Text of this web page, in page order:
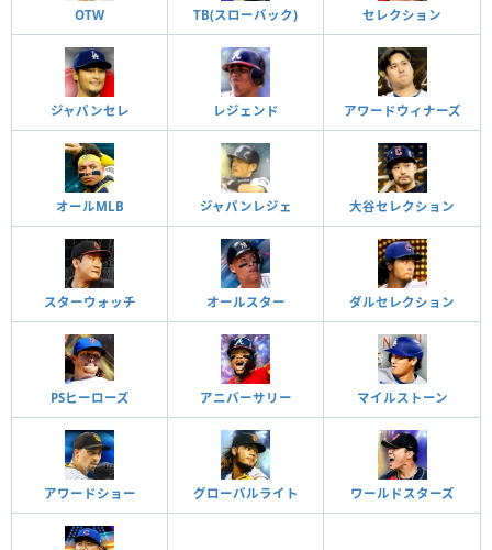
OTW TB(スローバック) セレクション
ジャパンセレ レジェンド アワードウィナーズ
オールMLB ジャパンレジェ 大谷セレクション
スターウォッチ オールスター ダルセレクション
PSヒーローズ アニバーサリー マイルストーン
アワードショー グローバルライト ワールドスターズ